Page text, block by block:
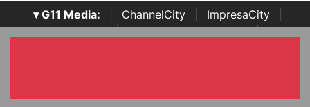
▾ G11 Media: ChannelCity ImpresaCity
SecurityOpenLab | Italian Channel Awards | Italian